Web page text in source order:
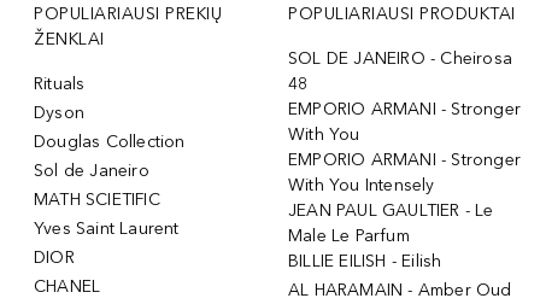
POPULIARIAUSI PREKIŲ
ŽENKLAI
Rituals
Dyson
Douglas Collection
Sol de Janeiro
MATH SCIETIFIC
Yves Saint Laurent
DIOR
CHANEL
POPULIARIAUSI PRODUKTAI
SOL DE JANEIRO - Cheirosa
48
EMPORIO ARMANI - Stronger
With You
EMPORIO ARMANI - Stronger
With You Intensely
JEAN PAUL GAULTIER - Le
Male Le Parfum
BILLIE EILISH - Eilish
AL HARAMAIN - Amber Oud